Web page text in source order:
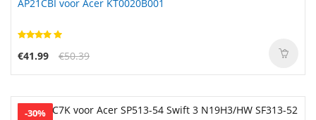
AP21CBI voor Acer KT0020B001
€41.99 €50.39
-30%